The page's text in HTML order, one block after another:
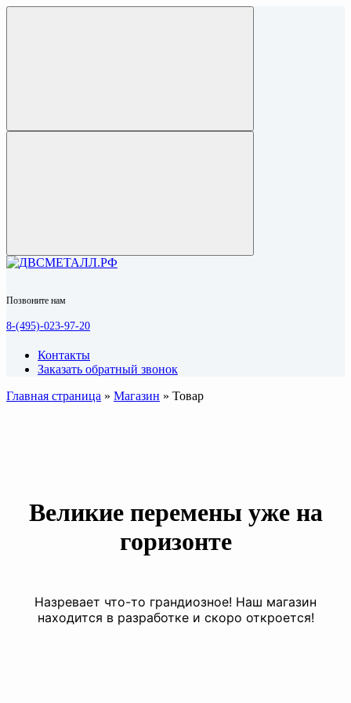
Позвоните нам
8-(495)-023-97-20
Контакты
Заказать обратный звонок
Главная страница » Магазин » Товар
Великие перемены уже на
горизонте
Назревает что-то грандиозное! Наш магазин
находится в разработке и скоро откроется!